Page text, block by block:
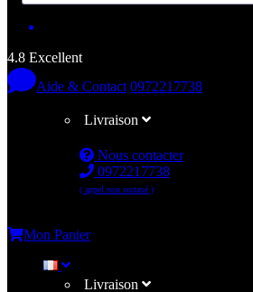
4.8 Excellent
Aide & Contact 0972217738
Livraison
Nous contacter
0972217738
( appel non surtaxé )
Mon Panier
Livraison